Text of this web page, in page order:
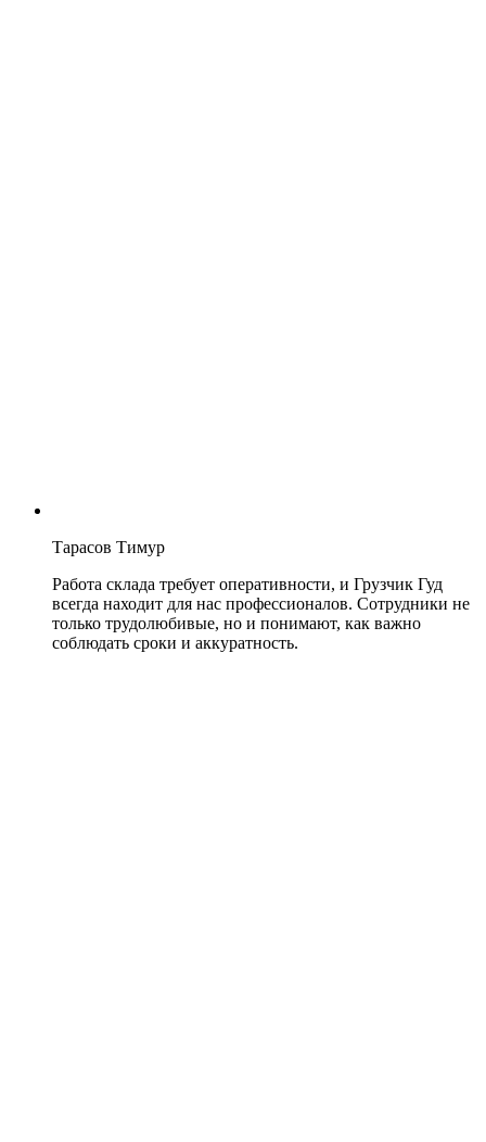
Тарасов Тимур
Работа склада требует оперативности, и Грузчик Гуд
всегда находит для нас профессионалов. Сотрудники не
только трудолюбивые, но и понимают, как важно
соблюдать сроки и аккуратность.